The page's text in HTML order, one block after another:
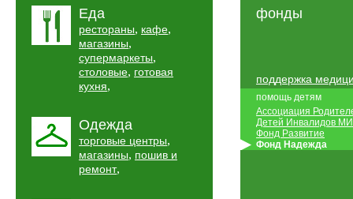
Еда
рестораны, кафе,
магазины,
супермаркеты,
столовые, готовая
кухня,
Одежда
торговые центры,
магазины, пошив и
ремонт,
фонды
поддержка
помощь детям
Ассоциация
Детей Инвалидов
Фонд Развитие
Фонд Надежда